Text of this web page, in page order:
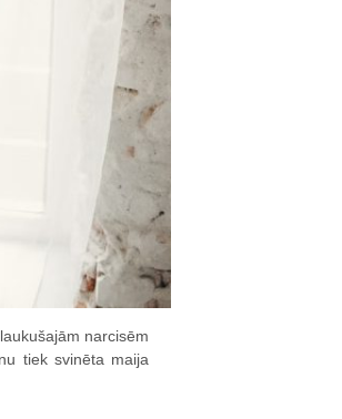
narcisēm
tiek svinēta maija